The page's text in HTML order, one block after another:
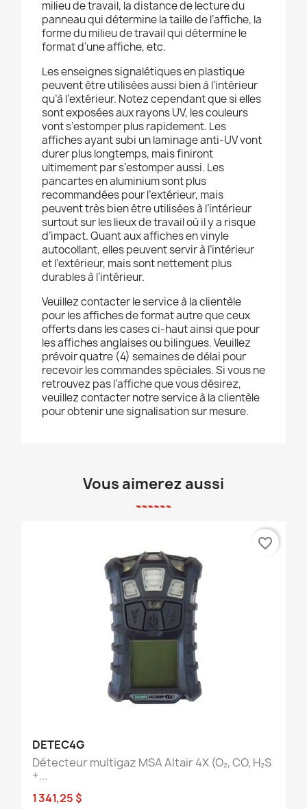
milieu de travail, la distance de lecture du
panneau qui détermine la taille de l’affiche, la
forme du milieu de travail qui détermine le
format d’une affiche, etc.
Les enseignes signalétiques en plastique
peuvent être utilisées aussi bien à l’intérieur
qu’à l’extérieur. Notez cependant que si elles
sont exposées aux rayons UV, les couleurs
vont s’estomper plus rapidement. Les
affiches ayant subi un laminage anti-UV vont
durer plus longtemps, mais finiront
ultimement par s’estomper aussi. Les
pancartes en aluminium sont plus
recommandées pour l’extérieur, mais
peuvent très bien être utilisées à l’intérieur
surtout sur les lieux de travail où il y a risque
d’impact. Quant aux affiches en vinyle
autocollant, elles peuvent servir à l’intérieur
et l’extérieur, mais sont nettement plus
durables à l’intérieur.
Veuillez contacter le service à la clientèle
pour les affiches de format autre que ceux
offerts dans les cases ci-haut ainsi que pour
les affiches anglaises ou bilingues. Veuillez
prévoir quatre (4) semaines de délai pour
recevoir les commandes spéciales. Si vous ne
retrouvez pas l’affiche que vous désirez,
veuillez contacter notre service à la clientèle
pour obtenir une signalisation sur mesure.
Vous aimerez aussi
DETEC4G
Détecteur multigaz MSA Altair 4X (O₂, CO, H₂S
+...
1 341,25 $
favorite_border